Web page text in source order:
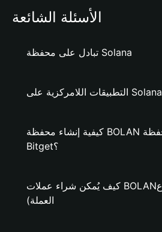
الأسئلة الشائعة
تبادل على محفظة Solana
التطبيقات اللامركزية على Solana
كيفية إنشاء محفظة BOLAN على محفظة
Bitget؟
كيف يُمكن شراء عملات BOLAN؟ (فقط لمشروع
العملة)